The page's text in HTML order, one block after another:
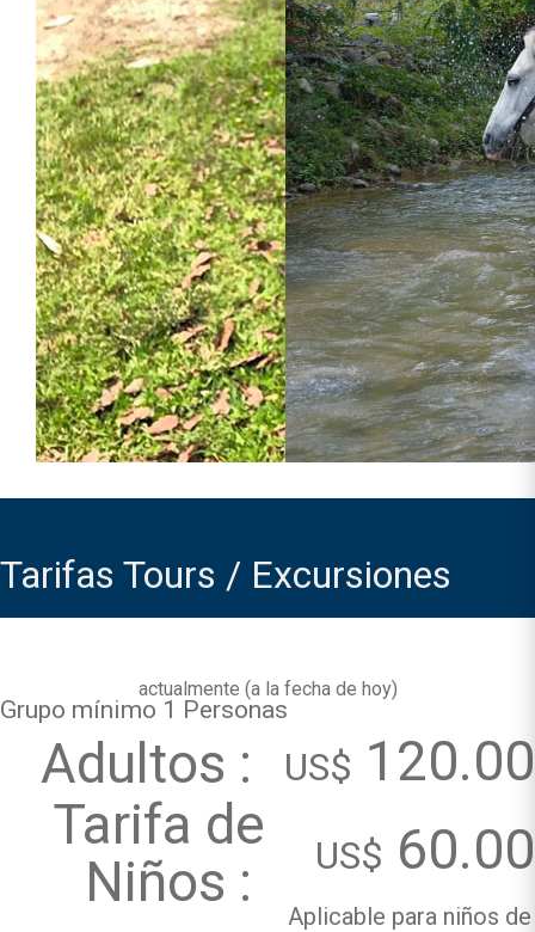
Tarifas Tours / Excursiones
actualmente (a la fecha de hoy)
Grupo mínimo 1 Personas
Adultos : US$ 120.00
Tarifa de
Niños :
US$ 60.00
Aplicable para niños de